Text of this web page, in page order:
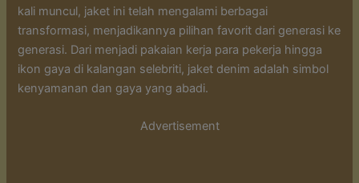
kali muncul, jaket ini telah mengalami berbagai
transformasi, menjadikannya pilihan favorit dari generasi ke
generasi. Dari menjadi pakaian kerja para pekerja hingga
ikon gaya di kalangan selebriti, jaket denim adalah simbol
kenyamanan dan gaya yang abadi.
Advertisement